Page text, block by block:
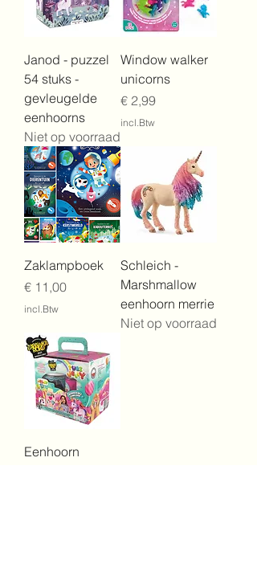
Janod - puzzel
54 stuks -
gevleugelde
eenhoorns
Niet op voorraad
Window walker
unicorns
Prijs
€ 2,99
incl.Btw
Zaklampboek
Prijs
€ 11,00
incl.Btw
Schleich -
Marshmallow
eenhoorn merrie
Niet op voorraad
Eenhoorn